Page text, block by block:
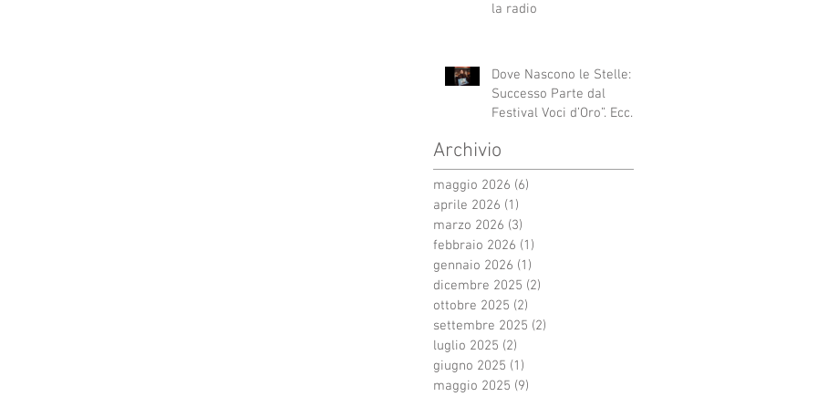
la radio
Dove Nascono le Stelle: Il
Successo Parte dal
Festival Voci d’Oro”. Ecco
Archivio
maggio 2026 (6)
aprile 2026 (1)
marzo 2026 (3)
febbraio 2026 (1)
gennaio 2026 (1)
dicembre 2025 (2)
ottobre 2025 (2)
settembre 2025 (2)
luglio 2025 (2)
giugno 2025 (1)
maggio 2025 (9)